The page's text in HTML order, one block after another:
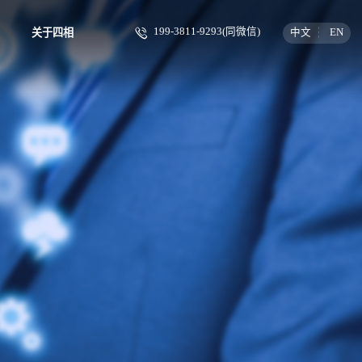
关于四相 199-3811-9293(同微信) 中文 EN